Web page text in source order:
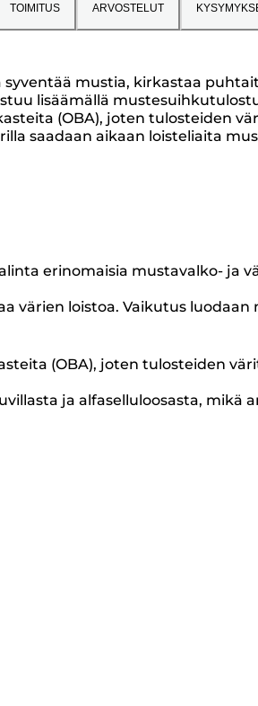
TOIMITUS ARVOSTELUT
mustia, kirkastaa
lisäämällä
(OBA), joten tulosteiden
saadaan aikaan loisteliaita
erinomaisia mustavalko- ja
värien loistoa. Vaikutus
(OBA), joten tulosteiden
ja alfaselluloosasta, mikä